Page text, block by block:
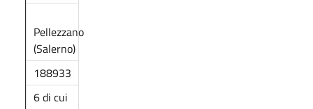
Pellezzano
(Salerno)
188933
6 di cui